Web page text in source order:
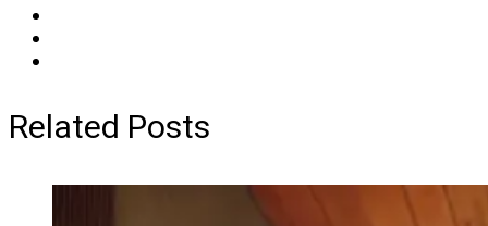
Related Posts